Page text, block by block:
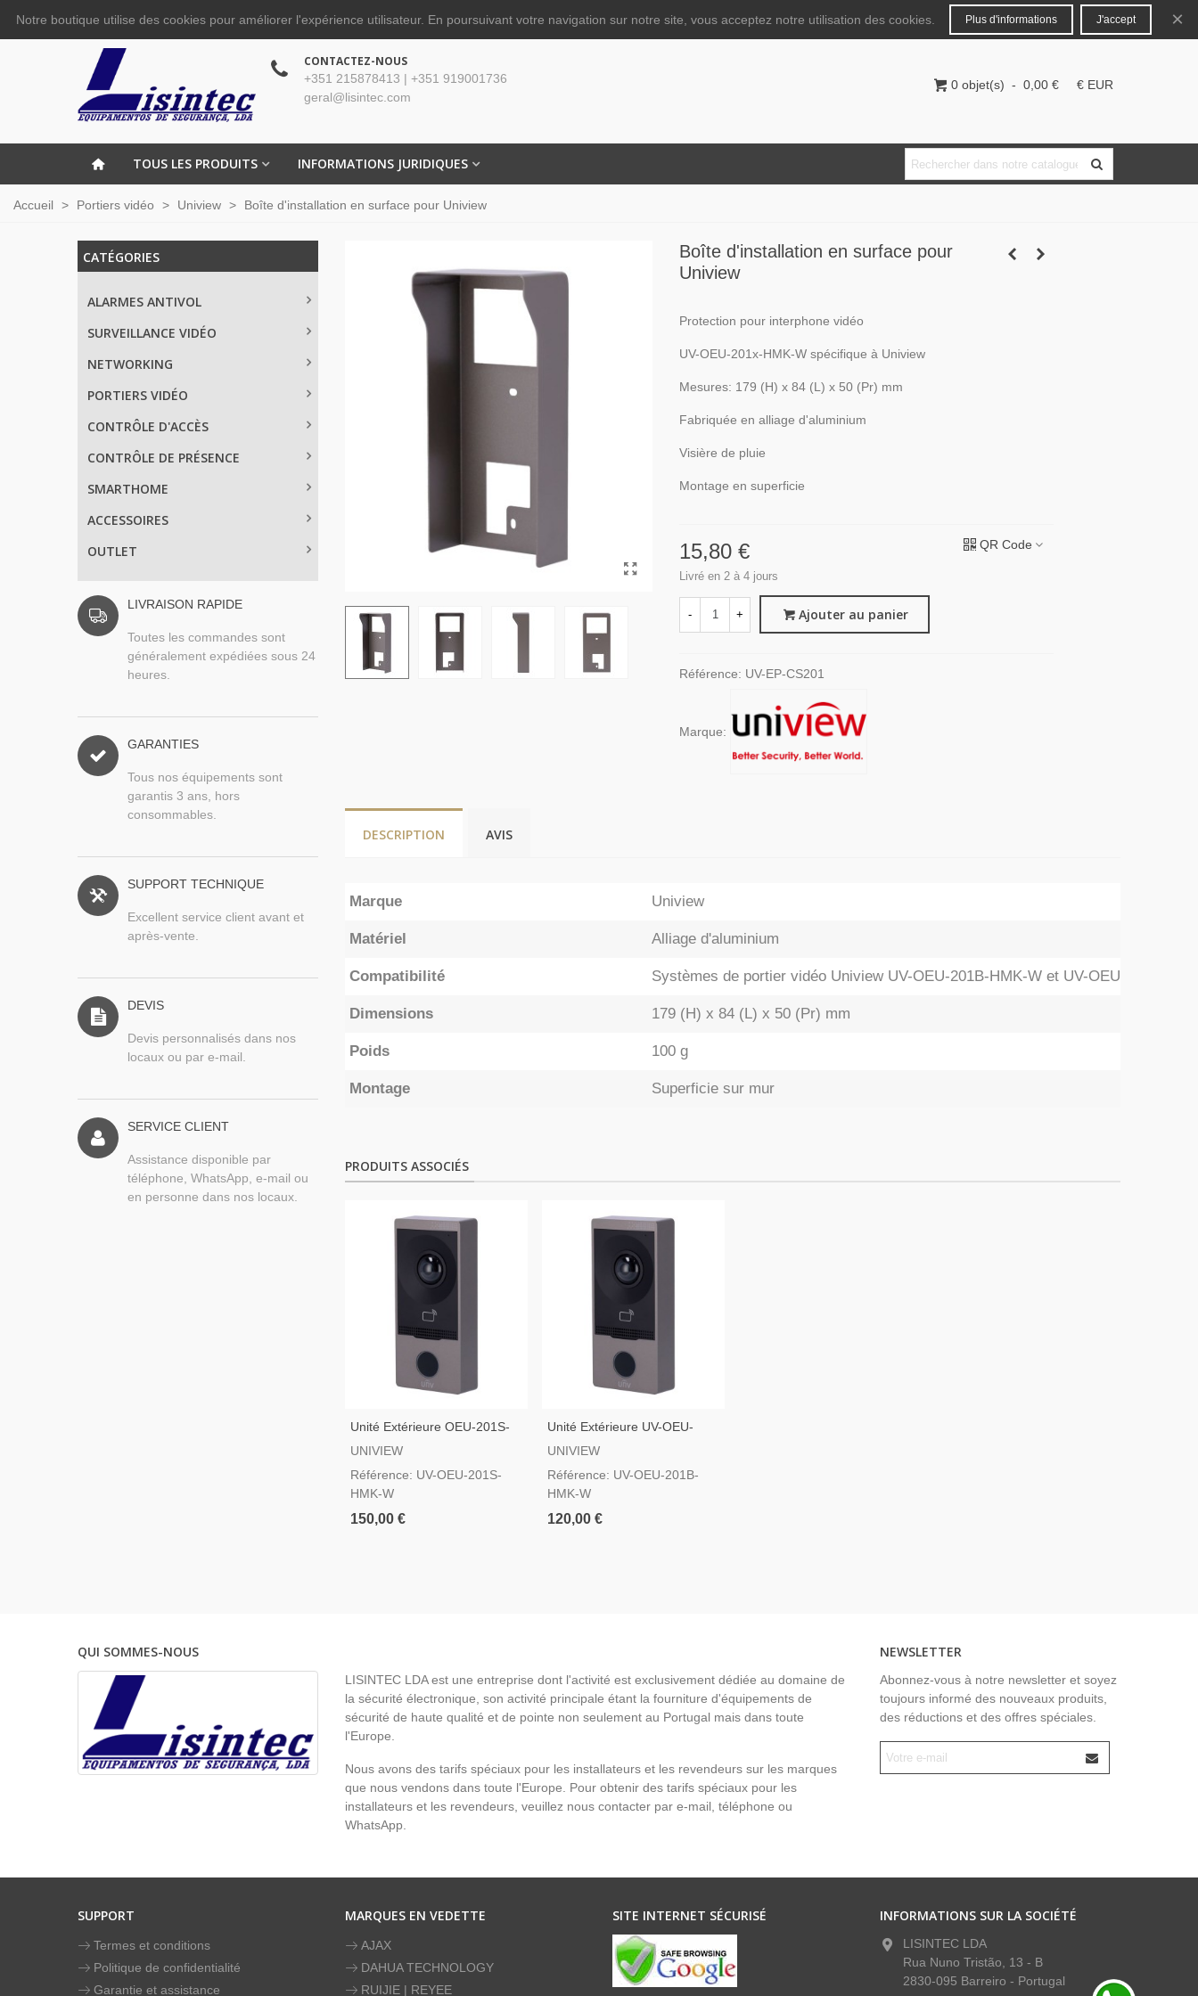
Français Connecter
CONTACTEZ-NOUS
+351 215878413 | +351 919001736
geral@lisintec.com
0 objet(s) - 0,00 € € EUR
TOUS LES PRODUITS INFORMATIONS JURIDIQUES
Accueil > Portiers vidéo > Uniview > Boîte d'installation en surface pour Uniview
CATÉGORIES
ALARMES ANTIVOL
SURVEILLANCE VIDÉO
NETWORKING
PORTIERS VIDÉO
CONTRÔLE D'ACCÈS
CONTRÔLE DE PRÉSENCE
SMARTHOME
ACCESSOIRES
OUTLET
LIVRAISON RAPIDE
Toutes les commandes sont
généralement expédiées sous 24
heures.
GARANTIES
Tous nos équipements sont
garantis 3 ans, hors
consommables.
SUPPORT TECHNIQUE
Excellent service client avant et
après-vente.
DEVIS
Devis personnalisés dans nos
locaux ou par e-mail.
SERVICE CLIENT
Assistance disponible par
téléphone, WhatsApp, e-mail ou
en personne dans nos locaux.
Boîte d'installation en surface pour
Uniview
Protection pour interphone vidéo
UV-OEU-201x-HMK-W spécifique à Uniview
Mesures: 179 (H) x 84 (L) x 50 (Pr) mm
Fabriquée en alliage d'aluminium
Visière de pluie
Montage en superficie
15,80 €
Livré en 2 à 4 jours
QR Code
- + Ajouter au panier
Référence: UV-EP-CS201
Marque:
DESCRIPTION AVIS
Marque Uniview
Matériel Alliage d'aluminium
Compatibilité Systèmes de portier vidéo Uniview UV-OEU-201B-HMK-W et UV-OEU-201S-
Dimensions 179 (H) x 84 (L) x 50 (Pr) mm
Poids 100 g
Montage Superficie sur mur
PRODUITS ASSOCIÉS
Unité Extérieure OEU-201S-
HMK-W Uniview
UNIVIEW
Référence: UV-OEU-201S-
HMK-W
150,00 €
Unité Extérieure UV-OEU-
201B-HMK-W
UNIVIEW
Référence: UV-OEU-201B-
HMK-W
120,00 €
QUI SOMMES-NOUS
LISINTEC LDA est une entreprise dont l'activité est exclusivement dédiée au domaine de
la sécurité électronique, son activité principale étant la fourniture d'équipements de
sécurité de haute qualité et de pointe non seulement au Portugal mais dans toute
l'Europe.
Nous avons des tarifs spéciaux pour les installateurs et les revendeurs sur les marques
que nous vendons dans toute l'Europe. Pour obtenir des tarifs spéciaux pour les
installateurs et les revendeurs, veuillez nous contacter par e-mail, téléphone ou
WhatsApp.
NEWSLETTER
Abonnez-vous à notre newsletter et soyez
toujours informé des nouveaux produits,
des réductions et des offres spéciales.
SUPPORT
Termes et conditions
Politique de confidentialité
Garantie et assistance
MARQUES EN VEDETTE
AJAX
DAHUA TECHNOLOGY
RUIJIE | REYEE
SITE INTERNET SÉCURISÉ INFORMATIONS SUR LA SOCIÉTÉ
LISINTEC LDA
Rua Nuno Tristão, 13 - B
2830-095 Barreiro - Portugal
Notre boutique utilise des cookies pour améliorer l'expérience utilisateur. En poursuivant votre navigation sur notre site, vous acceptez notre utilisation des cookies. Plus d'informations J'accept ×